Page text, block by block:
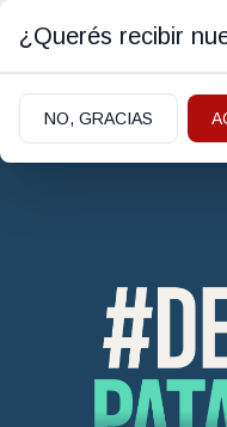
¿Querés recibir
NO, GRACIAS